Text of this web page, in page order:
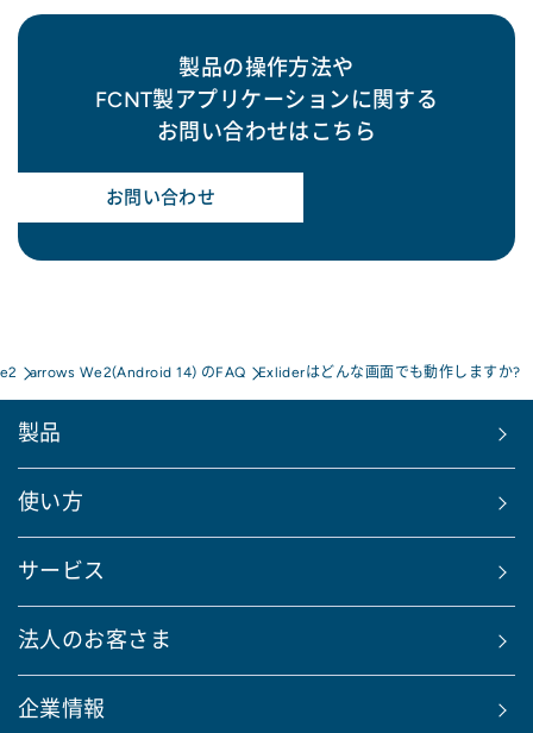
製品の操作方法や
FCNT製アプリケーションに関する
お問い合わせはこちら
お問い合わせ
arrows We2(Android 14) のFAQ Exliderはどんな画面でも動作しますか?
製品
使い方
サービス
法人のお客さま
企業情報